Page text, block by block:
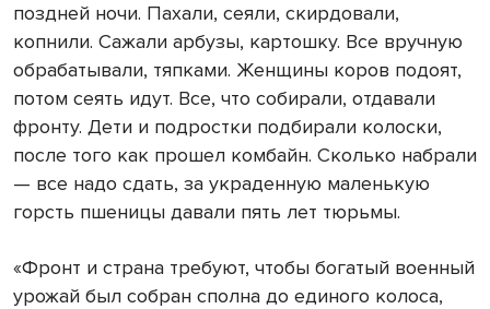
поздней ночи. Пахали, сеяли, скирдовали,
копнили. Сажали арбузы, картошку. Все вручную
обрабатывали, тяпками. Женщины коров подоят,
потом сеять идут. Все, что собирали, отдавали
фронту. Дети и подростки подбирали колоски,
после того как прошел комбайн. Сколько набрали
— все надо сдать, за украденную маленькую
горсть пшеницы давали пять лет тюрьмы.
«Фронт и страна требуют, чтобы богатый военный
урожай был собран сполна до единого колоса,